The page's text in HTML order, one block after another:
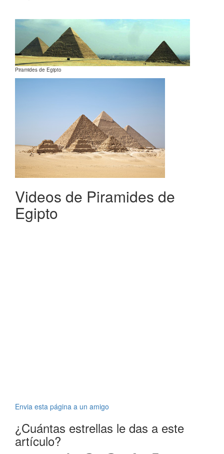
Piramides de Egipto
Videos de Piramides de
Egipto
Envia esta página a un amigo
¿Cuántas estrellas le das a este
artículo?